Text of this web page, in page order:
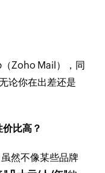
Zoho Mail），同
论你在出差还是
比高？
然不像某些品牌